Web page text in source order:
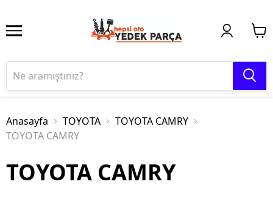
Anasayfa TOYOTA
TOYOTA CAMRY
TOYOTA CAMRY
TOYOTA CAMRY